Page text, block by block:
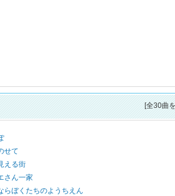
[全30曲
せて
える街
さん一家
らぼくたちのようちえん